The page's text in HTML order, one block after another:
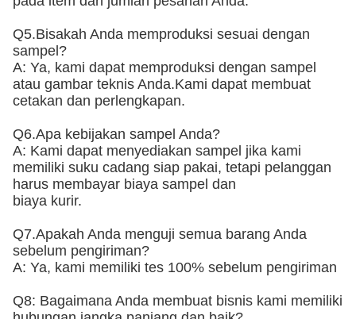
Q5.Bisakah Anda memproduksi sesuai dengan
sampel?
A: Ya, kami dapat memproduksi dengan sampel
atau gambar teknis Anda.Kami dapat membuat
cetakan dan perlengkapan.
Q6.Apa kebijakan sampel Anda?
A: Kami dapat menyediakan sampel jika kami
memiliki suku cadang siap pakai, tetapi pelanggan
harus membayar biaya sampel dan
biaya kurir.
Q7.Apakah Anda menguji semua barang Anda
sebelum pengiriman?
A: Ya, kami memiliki tes 100% sebelum pengiriman
Q8: Bagaimana Anda membuat bisnis kami memiliki